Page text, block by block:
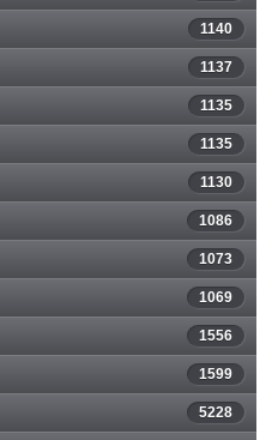
1140
1137
1135
1135
1130
1086
1073
1069
1556
1599
5228